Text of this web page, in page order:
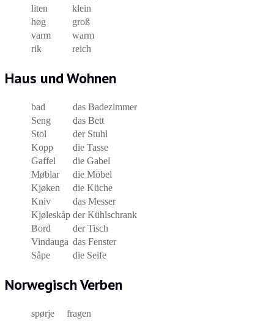
liten
klein
høg
groß
varm
warm
rik
reich
Haus und Wohnen
bad
das Badezimmer
Seng
das Bett
Stol
der Stuhl
Kopp
die Tasse
Gaffel
die Gabel
Møblar
die Möbel
Kjøken
die Küche
Kniv
das Messer
Kjøleskåp der Kühlschrank
Bord
der Tisch
Vindauga das Fenster
Såpe
die Seife
Norwegisch Verben
spørje
fragen